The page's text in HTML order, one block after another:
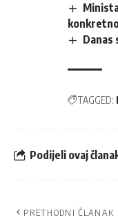
Danas
TAGGED:
Podijeli ovaj
PRETHODNI ČLANAK